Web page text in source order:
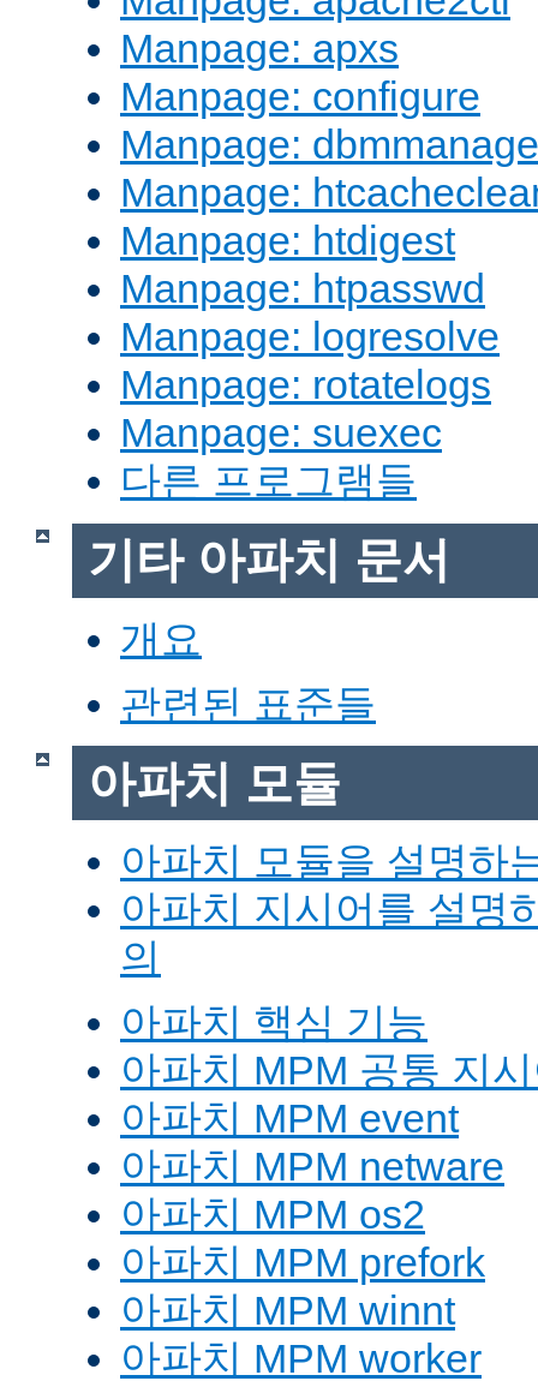
Manpage: apxs
Manpage: configure
Manpage: dbmmanage
Manpage:
Manpage: htdigest
Manpage: htpasswd
Manpage: logresolve
Manpage: rotatelogs
Manpage: suexec
다른 프로그램들
기타 아파치 문서
개요
관련된 표준들
아파치 모듈
아파치 모듈을 설명하
아파치 지시어를 설명
의
아파치 핵심 기능
아파치 MPM 공통 지
아파치 MPM event
아파치 MPM netware
아파치 MPM os2
아파치 MPM prefork
아파치 MPM winnt
아파치 MPM worker